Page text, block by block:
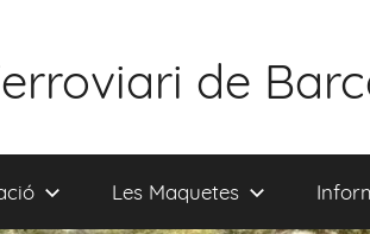
de
Les Maquetes